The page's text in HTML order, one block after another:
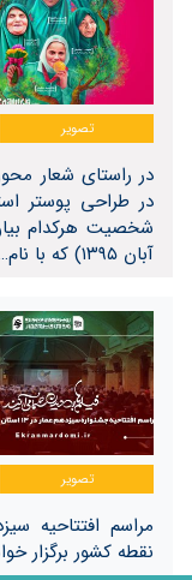
تصویر
در راستای شعار
در طراحی پوستر
آبان ۱۳۹۵) که با نام…
تصویر
نقطه کشور برگزار